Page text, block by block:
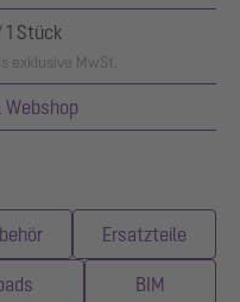
1 Stück
exklusive MwSt.
Webshop
Ersatzteile
BIM